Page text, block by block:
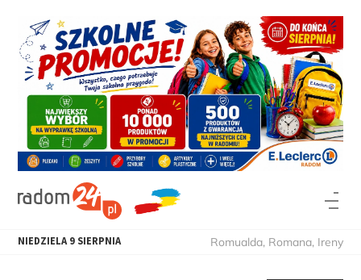
NIEDZIELA 9 SIERPNIA Romualda, Romana, Ireny